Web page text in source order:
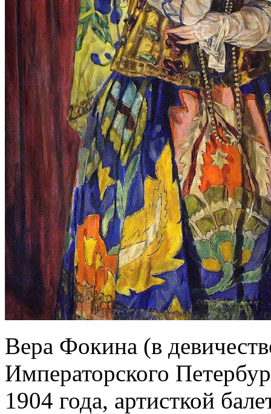
Вера Фокина (в
Императорского
1904 года, артисткой